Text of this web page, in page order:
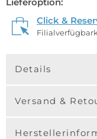
Click &
Details
Versand &